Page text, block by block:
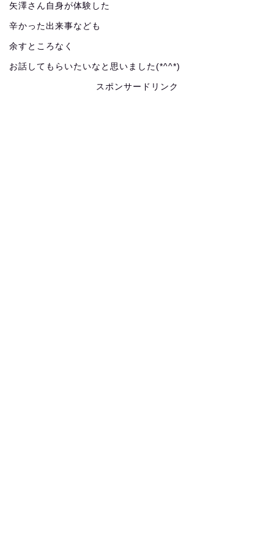
矢澤さん自身が体験した
辛かった出来事なども
余すところなく
お話してもらいたいなと思いました(*^^*)
スポンサードリンク